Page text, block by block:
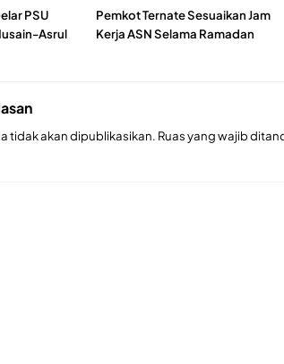
PSU
Asrul
Pemkot Ternate Sesuaikan Jam
Kerja ASN Selama Ramadan
tidak akan dipublikasikan. Ruas yang wajib